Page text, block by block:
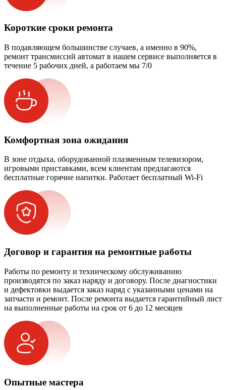
Короткие сроки ремонта
В подавляющем большинстве случаев, а именно в 90%,
ремонт трансмиссий автомат в нашем сервисе выполняется в
течение 5 рабочих дней, а работаем мы 7/0
Комфортная зона ожидания
В зоне отдыха, оборудованной плазменным телевизором,
игровыми приставками, всем клиентам предлагаются
бесплатные горячие напитки. Работает бесплатный Wi-Fi
Договор и гарантия на ремонтные работы
Работы по ремонту и техническому обслуживанию
производятся по заказ наряду и договору. После диагностики
и дефектовки выдается заказ наряд с указанными ценами на
запчасти и ремонт. После ремонта выдается гарантийный лист
на выполненные работы на срок от 6 до 12 месяцев
Опытные мастера